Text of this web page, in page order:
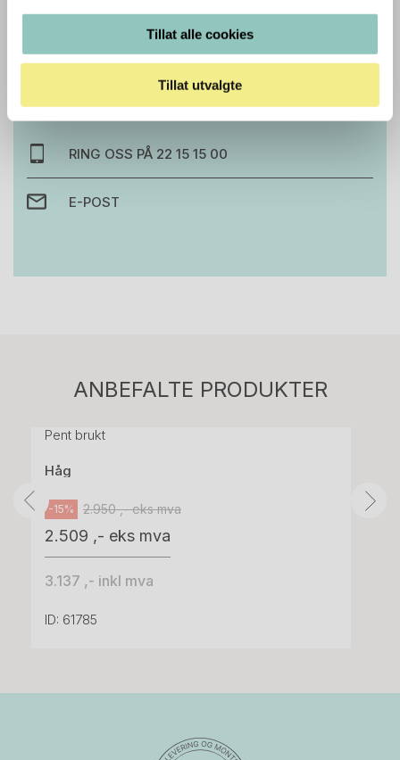
Tillat alle cookies
Tillat utvalgte
Trenger du hjelp med et større kjøp eller
Ta kontakt med oss så hjelper vi deg!
RING OSS PÅ 22 15 15 00
E-POST
ANBEFALTE PRODUKTER
H05 5600 Swingback-armlene Mørk
Pent brukt
Håg
-15% 2.950 ,- eks mva
2.509 ,- eks mva
3.137 ,- inkl mva
ID: 61785